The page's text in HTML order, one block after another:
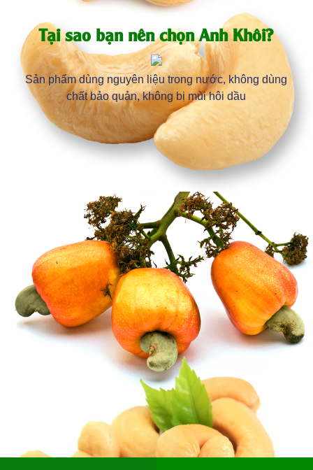
Tại sao bạn nên chọn Anh Khôi?
Sản phẩm dùng nguyên liệu trong nước, không dùng
chất bảo quản, không bị mùi hôi dầu